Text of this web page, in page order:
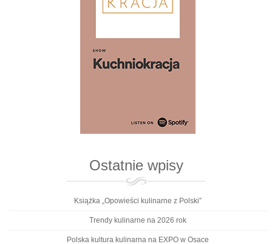
Ostatnie wpisy
Książka „Opowieści kulinarne z Polski”
Trendy kulinarne na 2026 rok
Polska kultura kulinarna na EXPO w Osace